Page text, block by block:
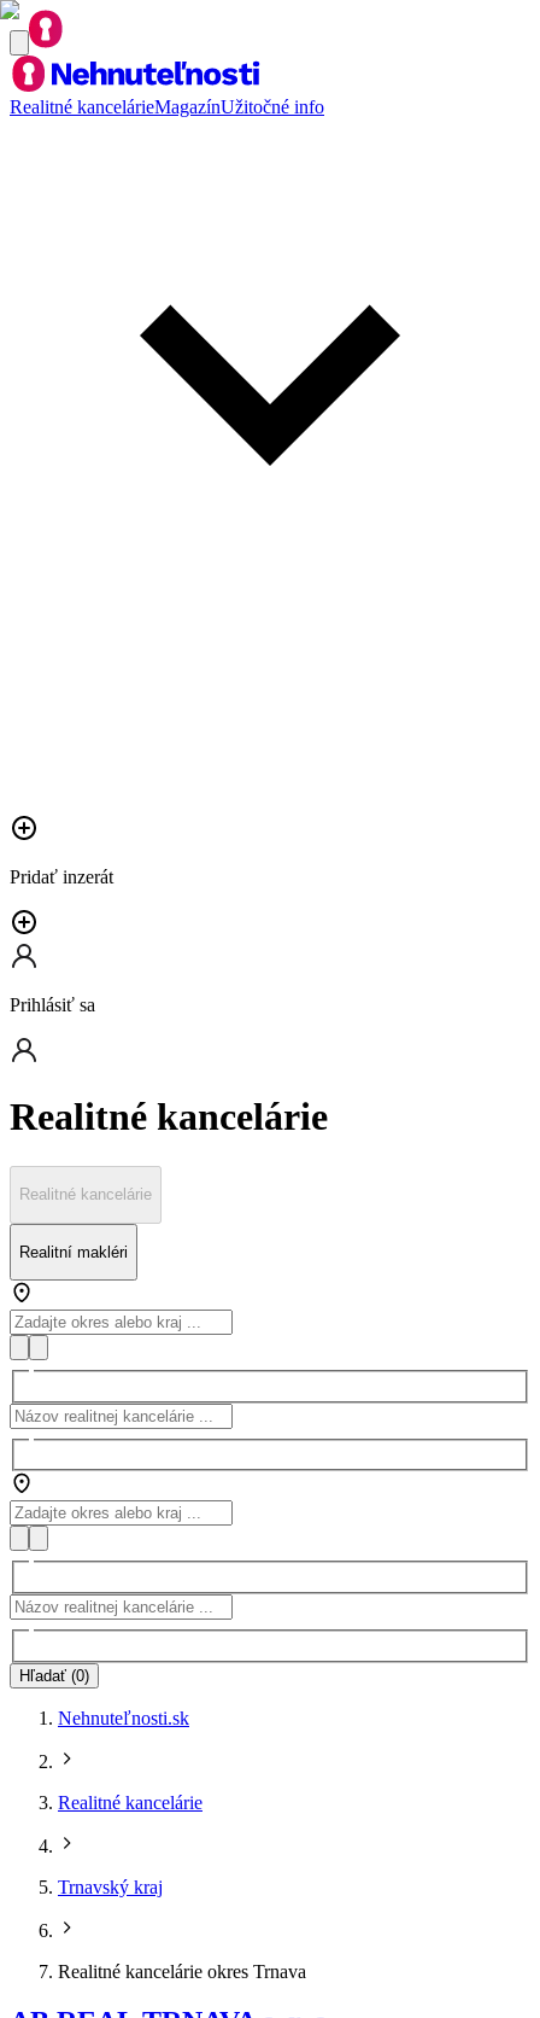
Realitné kancelárieMagazínUžitočné info
Pridať inzerát
Prihlásiť sa
Realitné kancelárie
Realitné kancelárie
Realitní makléri
Hľadať (0)
Nehnuteľnosti.sk
Realitné kancelárie
Trnavský kraj
Realitné kancelárie okres Trnava